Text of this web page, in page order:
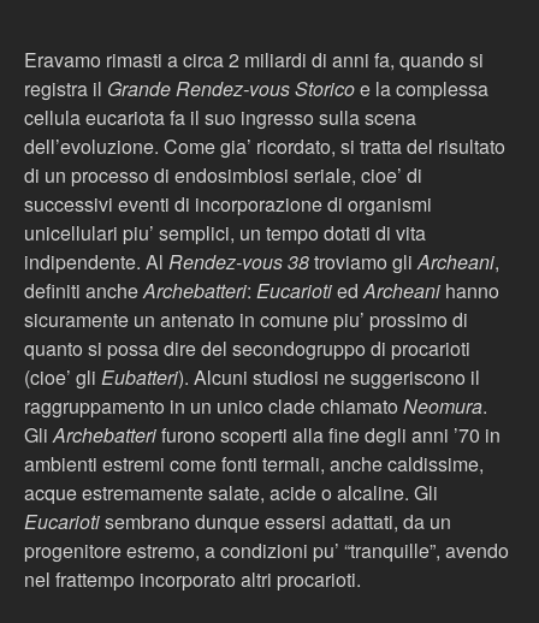
Eravamo rimasti a circa 2 miliardi di anni fa, quando si
registra il Grande Rendez-vous Storicoe la complessa
cellula eucariota fa il suo ingresso sulla scena
dell’evoluzione. Come gia’ ricordato, si tratta del risultato
di un processo di endosimbiosi seriale, cioe’ di
successivi eventi di incorporazione di organismi
unicellulari piu’ semplici, un tempo dotati di vita
indipendente. Al Rendez-vous 38troviamo gliArcheani,
definiti ancheArchebatteri: EucariotiedArcheani hanno
sicuramente un antenato in comune piu’ prossimo di
quanto si possa dire del secondogruppo di procarioti
(cioe’ gli Eubatteri). Alcuni studiosi ne suggeriscono il
raggruppamento in un unico clade chiamato Neomura.
GliArchebatterifurono scoperti alla fine degli anni ’70 in
ambienti estremi come fonti termali, anche caldissime,
acque estremamente salate, acide o alcaline. Gli
Eucariotisembrano dunque essersi adattati, da un
progenitore estremo, a condizioni pu’ “tranquille”, avendo
nel frattempo incorporato altri procarioti.